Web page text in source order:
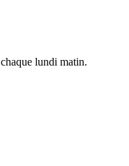
chaque lundi matin.